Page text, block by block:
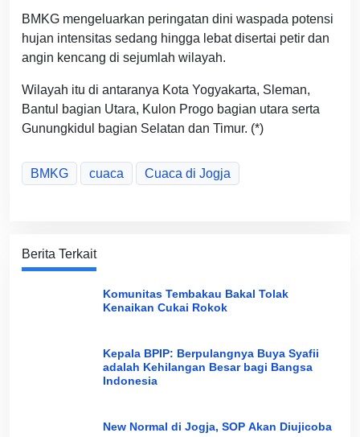
BMKG mengeluarkan peringatan dini waspada potensi
hujan intensitas sedang hingga lebat disertai petir dan
angin kencang di sejumlah wilayah.
Wilayah itu di antaranya Kota Yogyakarta, Sleman,
Bantul bagian Utara, Kulon Progo bagian utara serta
Gunungkidul bagian Selatan dan Timur. (*)
BMKG cuaca Cuaca di Jogja
Berita Terkait
Komunitas Tembakau Bakal Tolak
Kenaikan Cukai Rokok
Kepala BPIP: Berpulangnya Buya Syafii
adalah Kehilangan Besar bagi Bangsa
Indonesia
New Normal di Jogja, SOP Akan Diujicoba